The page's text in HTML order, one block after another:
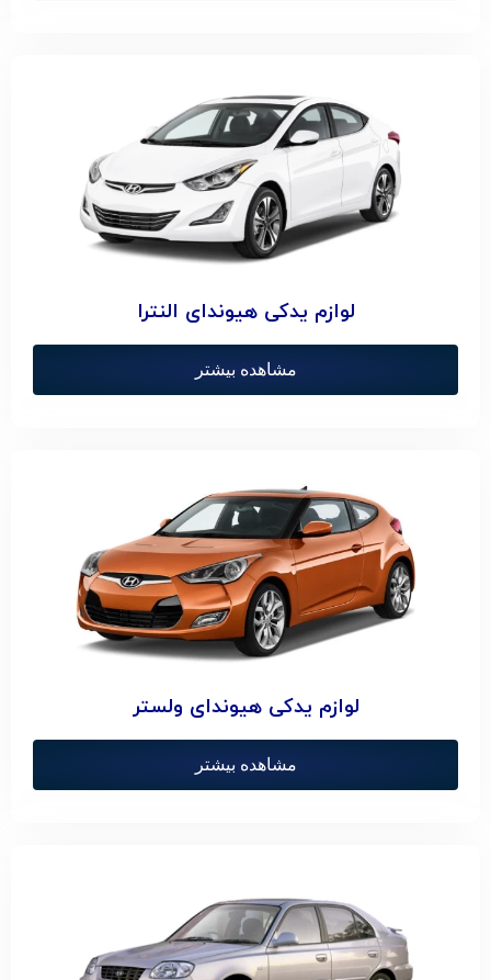
لوازم یدکی هیوندای النترا
مشاهده بیشتر
لوازم یدکی هیوندای ولستر
مشاهده بیشتر